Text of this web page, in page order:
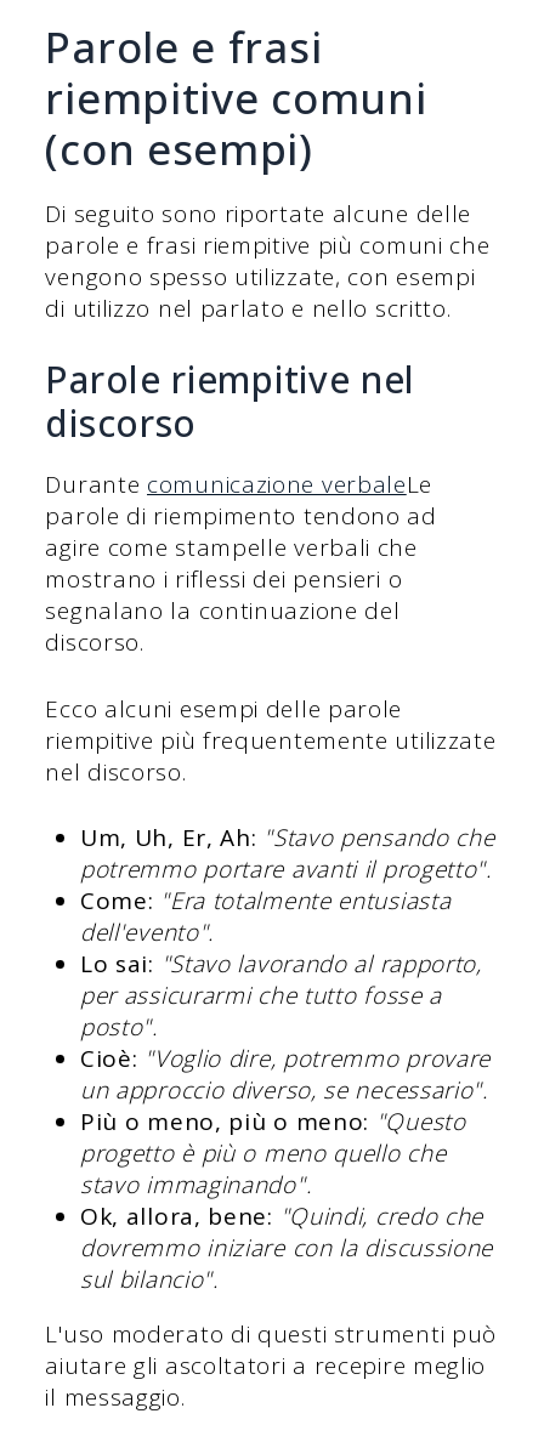
Parole e frasi
riempitive comuni
(con esempi)
Di seguito sono riportate alcune delle
parole e frasi riempitive più comuni che
vengono spesso utilizzate, con esempi
di utilizzo nel parlato e nello scritto.
Parole riempitive nel
discorso
Durante comunicazione verbaleLe
parole di riempimento tendono ad
agire come stampelle verbali che
mostrano i riflessi dei pensieri o
segnalano la continuazione del
discorso.
Ecco alcuni esempi delle parole
riempitive più frequentemente utilizzate
nel discorso.
Um, Uh, Er, Ah: "Stavo pensando che
potremmo portare avanti il progetto".
Come: "Era totalmente entusiasta
dell'evento".
Lo sai: "Stavo lavorando al rapporto,
per assicurarmi che tutto fosse a
posto".
Cioè: "Voglio dire, potremmo provare
un approccio diverso, se necessario".
Più o meno, più o meno: "Questo
progetto è più o meno quello che
stavo immaginando".
Ok, allora, bene: "Quindi, credo che
dovremmo iniziare con la discussione
sul bilancio".
L'uso moderato di questi strumenti può
aiutare gli ascoltatori a recepire meglio
il messaggio.